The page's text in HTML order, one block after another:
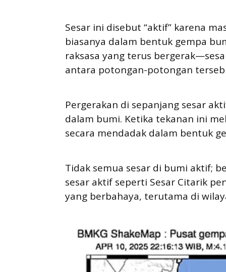
Sesar ini disebut “aktif” karena
biasanya dalam bentuk gempa
raksasa yang terus
antara potongan-potongan
Pergerakan di sepanjang sesar
dalam bumi. Ketika tekanan ini
secara mendadak dalam bentuk
Tidak semua sesar di bumi aktif;
sesar aktif seperti Sesar Citarik
yang berbahaya, terutama di